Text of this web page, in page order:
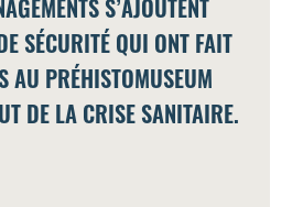
S’AJOUTENT
SÉCURITÉ QUI ONT FAIT
AU PRÉHISTOMUSEUM
DE LA CRISE SANITAIRE.